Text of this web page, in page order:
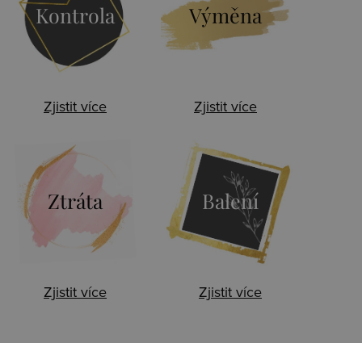
Kontrola
Zjistit více
Výměna
Zjistit více
Ztráta
Zjistit více
Balení
Zjistit více